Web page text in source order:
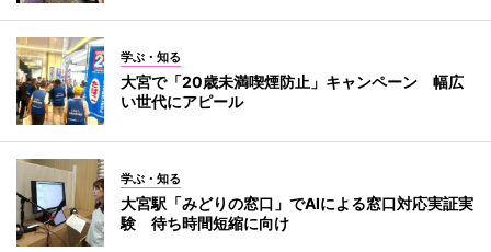
学ぶ・知る
大宮で「20歳未満喫煙防止」キャンペーン 幅広
い世代にアピール
学ぶ・知る
大宮駅「みどりの窓口」でAIによる窓口対応実証実
験 待ち時間短縮に向け